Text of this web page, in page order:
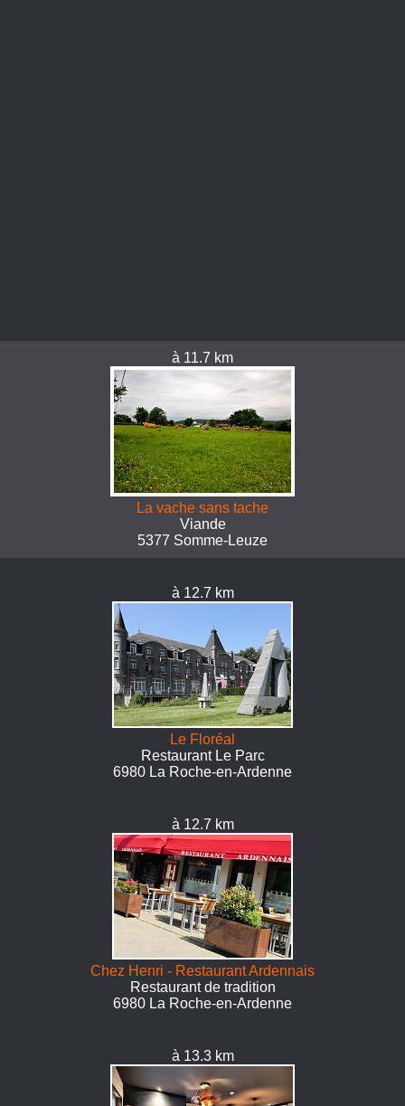
à 11.7 km
La vache sans tache
Viande
5377 Somme-Leuze
à 12.7 km
Le Floréal
Restaurant Le Parc
6980 La Roche-en-Ardenne
à 12.7 km
Chez Henri - Restaurant Ardennais
Restaurant de tradition
6980 La Roche-en-Ardenne
à 13.3 km